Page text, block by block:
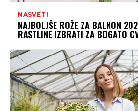
NASVETI
NAJBOLJŠE ROŽE ZA BALKON
RASTLINE IZBRATI ZA BOGATO